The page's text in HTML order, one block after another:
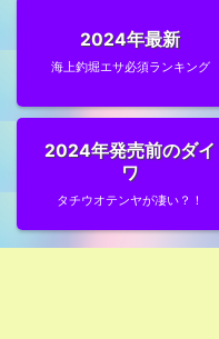
2024年最新
海上釣堀エサ必須ランキング
2024年発売前のダイ
ワ
タチウオテンヤが凄い？！